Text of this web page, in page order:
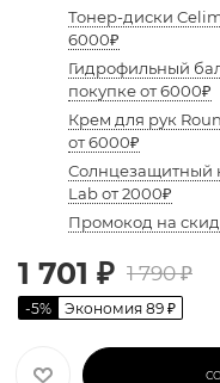
Тонер-диски
6000₽
Гидрофильный
покупке от 6000₽
Крем для рук
от 6000₽
Солнцезащитный
Lab от 2000₽
Промокод на
1 701 ₽ 1 790₽
-5% Экономия 89 ₽